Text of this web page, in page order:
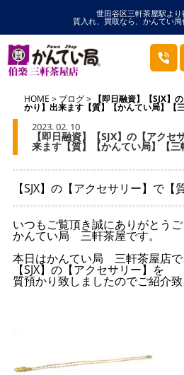
世田谷区三軒茶屋駅より
質入れ、買取なら、かんてい
HOME ブログ 【即日融資】【SJX】
かり】出来ます【質】【かんてい局】【三
2023. 02. 10
【即日融資】【SJX】の【アク
来ます【質】【かんてい局】【三
【SJX】の【アクセサリー】で
いつもご覧頂き誠にありがとうご
かんてい局 三軒茶屋です。
本日はかんてい局 三軒茶屋店で
【SJX】の【アクセサリー】を
質預かり致しましたのでご紹介致